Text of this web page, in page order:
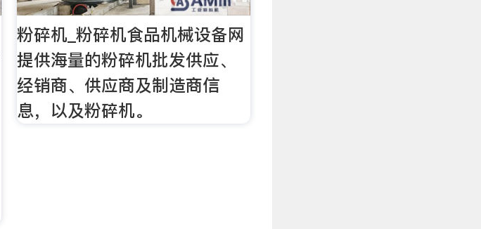
粉碎机_粉碎机食品机械设备网
提供海量的粉碎机批发供应、
经销商、供应商及制造商信
息，以及粉碎机。